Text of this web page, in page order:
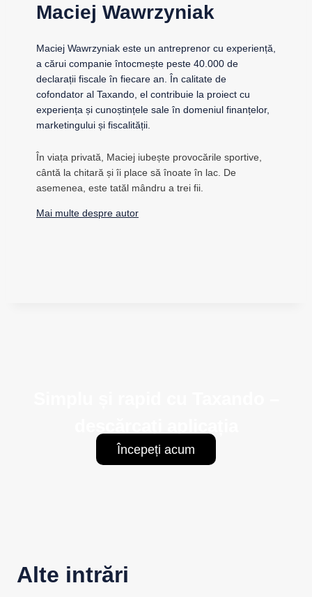
Maciej Wawrzyniak
Maciej Wawrzyniak este un antreprenor cu experiență,
a cărui companie întocmește peste 40.000 de
declarații fiscale în fiecare an. În calitate de
cofondator al Taxando, el contribuie la proiect cu
experiența și cunoștințele sale în domeniul finanțelor,
marketingului și fiscalității.
În viața privată, Maciej iubește provocările sportive,
cântă la chitară și îi place să înoate în lac. De
asemenea, este tatăl mândru a trei fii.
Mai multe despre autor
Începeți acum
Alte intrări